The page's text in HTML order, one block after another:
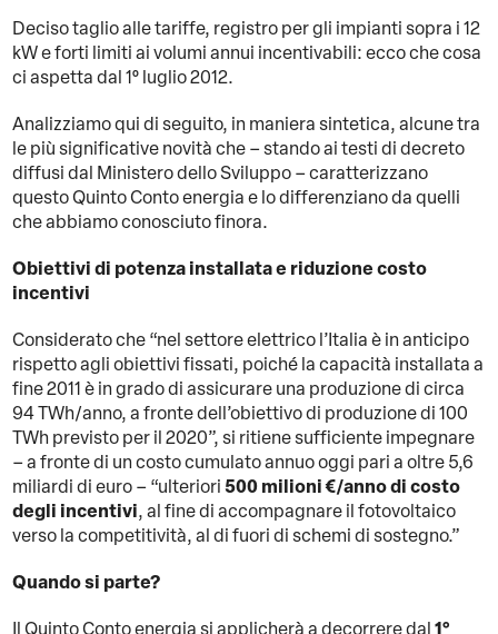
Deciso taglio alle tariffe, registro per gli impianti sopra i 12
kW e forti limiti ai volumi annui incentivabili: ecco che cosa
ci aspetta dal 1° luglio 2012.
Analizziamo qui di seguito, in maniera sintetica, alcune tra
le più significative novità che – stando ai testi di decreto
diffusi dal Ministero dello Sviluppo – caratterizzano
questo Quinto Conto energia e lo differenziano da quelli
che abbiamo conosciuto finora.
Obiettivi di potenza installata e riduzione costo
incentivi
Considerato che “nel settore elettrico l’Italia è in anticipo
rispetto agli obiettivi fissati, poiché la capacità installata a
fine 2011 è in grado di assicurare una produzione di circa
94 TWh/anno, a fronte dell’obiettivo di produzione di 100
TWh previsto per il 2020”, si ritiene sufficiente impegnare
– a fronte di un costo cumulato annuo oggi pari a oltre 5,6
miliardi di euro – “ulteriori500 milioni €/anno di costo
degli incentivi, al fine di accompagnare il fotovoltaico
verso la competitività, al di fuori di schemi di sostegno.”
Quando si parte?
Il Quinto Conto energia si applicherà a decorrere dal1°